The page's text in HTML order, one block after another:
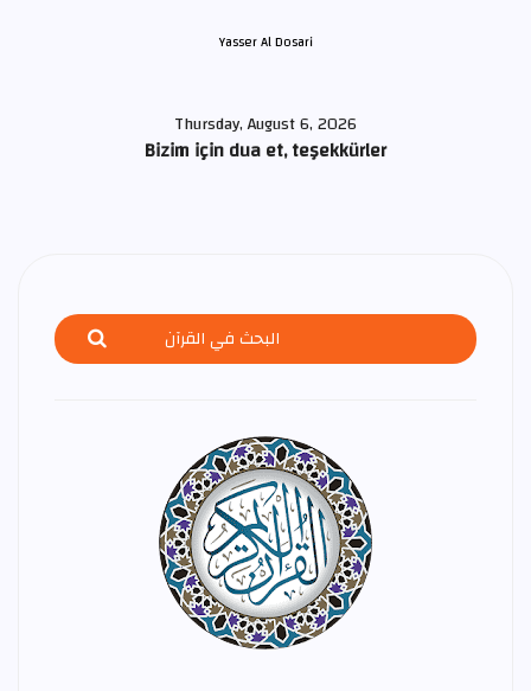
Yasser Al Dosari
Thursday, August 6, 2026
Bizim için dua et, teşekkürler